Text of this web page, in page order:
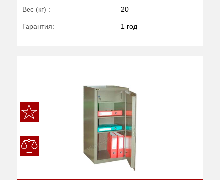
Вес (кг) : 20
Гарантия: 1 год